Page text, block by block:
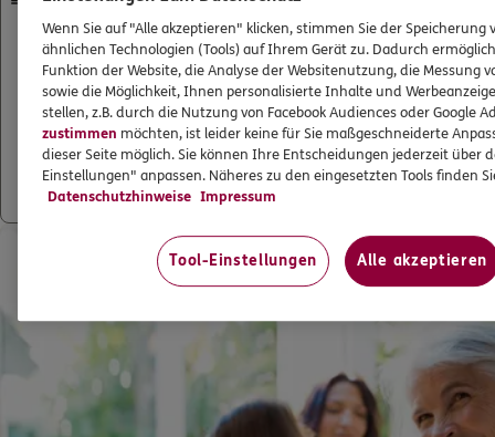
Wie viel Geld im Todesfall ausgezahlt wird, kann der
der Versicherung vereinbaren. Die Höhe der
Versicherung und der Lebenssituation des
Risikolebensversicherungenbeispielsweise empfiehlt Stiftung
die Versicherungssumme das ca.
3- bis 5-fache Ihres
Familien haben oft einen besonders hohen
klein, muss die Versicherungssumme so lange reichen, bis sie
Beinen stehen.
Wenn Sie auf "Alle akzeptieren" klicken, stimmen Sie der Speicherung
ähnlichen Technologien (Tools) auf Ihrem Gerät zu. Dadurch
Funktion der Website, die Analyse der Websitenutzung, die Messung
sowie die Möglichkeit, Ihnen personalisierte Inhalte und
stellen, z.B. durch die Nutzung von Facebook Audiences oder Google
zustimmen möchten, ist leider keine für Sie maßgeschneiderte
dieser Seite möglich. Sie können Ihre Entscheidungen jederzeit über
Einstellungen" anpassen. Näheres zu den eingesetzten Tools finden
Datenschutzhinweise Impressum
Tool-Einstellungen Alle akzeptieren